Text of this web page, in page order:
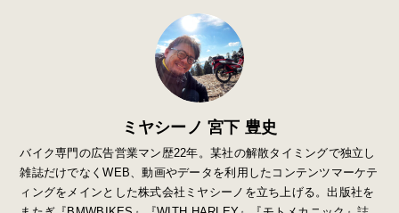
ミヤシーノ 宮下 豊史
バイク専門の広告営業マン歴22年。某社の解散タイミングで独立し
雑誌だけでなくWEB、動画やデータを利用したコンテンツマーケテ
ィングをメインとした株式会社ミヤシーノを立ち上げる。出版社を